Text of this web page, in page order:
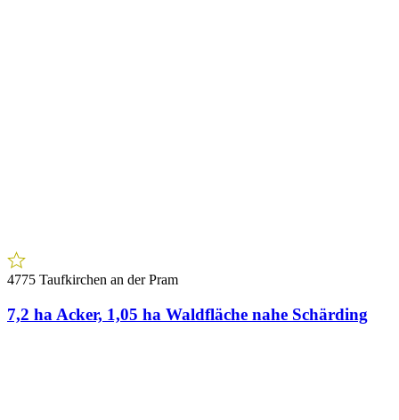
4775 Taufkirchen an der Pram
7,2 ha Acker, 1,05 ha Waldfläche nahe Schärding